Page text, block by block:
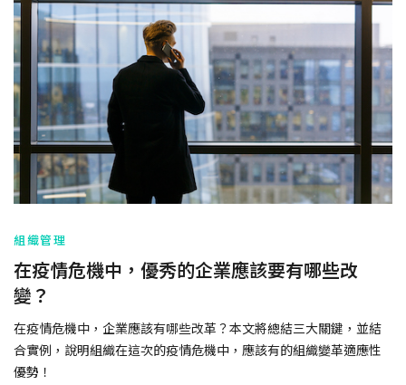
組織管理
在疫情危機中，優秀的企業應該要有哪些改
變？
在疫情危機中，企業應該有哪些改革？本文將總結三大關鍵，並結
合實例，說明組織在這次的疫情危機中，應該有的組織變革適應性
優勢！